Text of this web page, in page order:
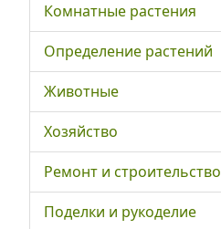
Комнатные растения
Определение растений
Животные
Хозяйство
Ремонт и строительство
Поделки и рукоделие